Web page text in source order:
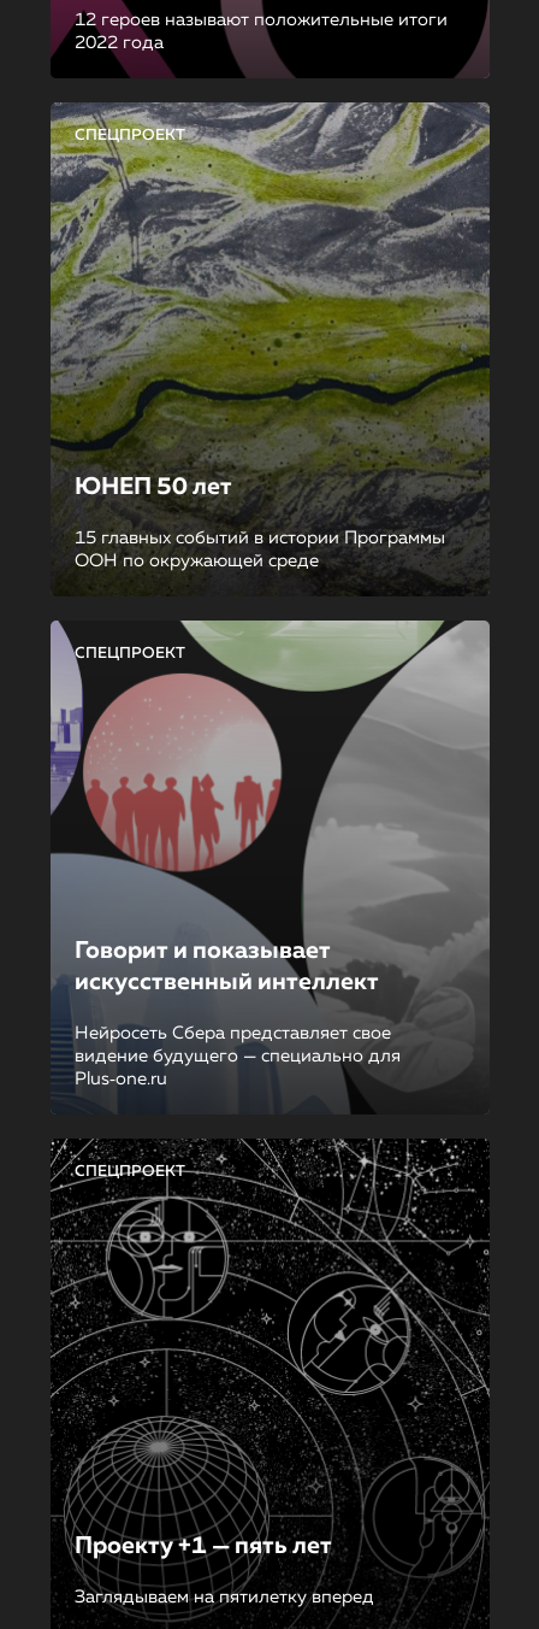
12 героев называют положительные итоги
2022 года
СПЕЦПРОЕКТ
ЮНЕП 50 лет
15 главных событий в истории Программы
ООН по окружающей среде
СПЕЦПРОЕКТ
Говорит и показывает
искусственный интеллект
Нейросеть Сбера представляет свое
видение будущего — специально для
Plus‑one.ru
СПЕЦПРОЕКТ
Проекту +1 — пять лет
Заглядываем на пятилетку вперед